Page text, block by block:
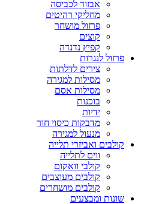
אבזור לכביסה
מחליקי רהיטים
פרזול מושחר
קוצים
קפיץ נדנדה
פרזול לנגרות
צירים לדלתות
מסילות למגירה
מסילות אסם
בוכנות
ידיות
מדבקות כיסוי חור
מנעול למגירה
קולבים ואביזרי תלייה
ווים לתלייה
קולבי וואקום
קולבים מעוצבים
קולבים מושחרים
שונות ומבצעים